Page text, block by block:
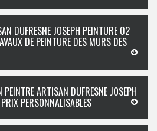
DUFRESNE JOSEPH PEINTURE 02
DE PEINTURE DES MURS DES
ARTISAN DUFRESNE JOSEPH
PERSONNALISABLES